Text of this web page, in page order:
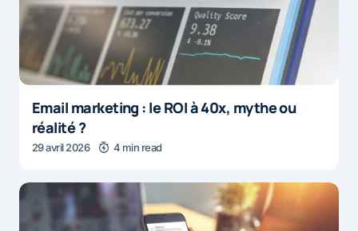
Email marketing : le ROI à 40x, mythe ou
réalité ?
29 avril 2026 4 min read